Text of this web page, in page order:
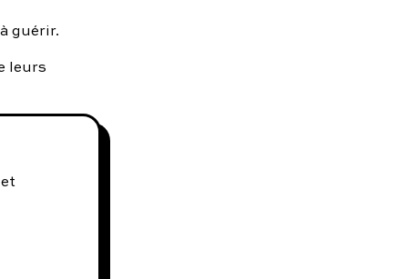
guérir.
leurs